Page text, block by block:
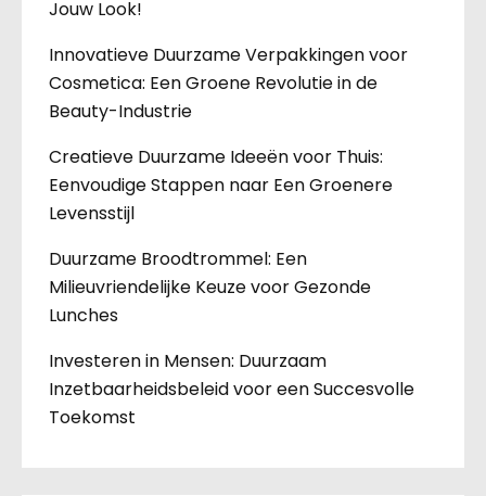
Jouw Look!
Innovatieve Duurzame Verpakkingen voor
Cosmetica: Een Groene Revolutie in de
Beauty-Industrie
Creatieve Duurzame Ideeën voor Thuis:
Eenvoudige Stappen naar Een Groenere
Levensstijl
Duurzame Broodtrommel: Een
Milieuvriendelijke Keuze voor Gezonde
Lunches
Investeren in Mensen: Duurzaam
Inzetbaarheidsbeleid voor een Succesvolle
Toekomst